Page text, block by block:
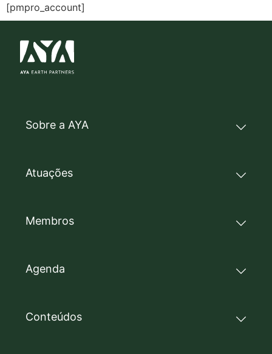
[pmpro_account]
Sobre a AYA
Atuações
Membros
Agenda
Conteúdos